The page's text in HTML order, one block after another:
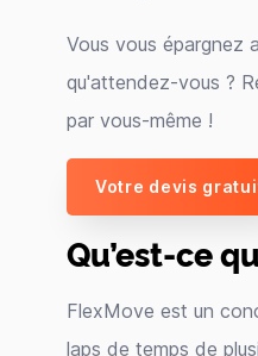
Vous vous épargnez
qu'attendez-vous ?
par vous-même !
Votre devis
Qu’est-ce
FlexMove est un
laps de temps de